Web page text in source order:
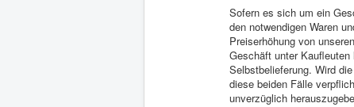
Sofern es sich um ein
den notwendigen Waren
Preiserhöhung von
Geschäft unter
Selbstbelieferung. Wird
diese beiden Fälle
unverzüglich